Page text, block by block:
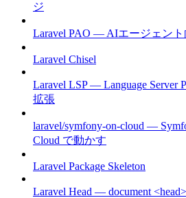
ジ
Laravel PAO — AIエージェン
Laravel Chisel
Laravel LSP — Language Server
拡張
laravel/symfony-on-cloud —
Cloud で動かす
Laravel Package Skeleton
Laravel Head — document